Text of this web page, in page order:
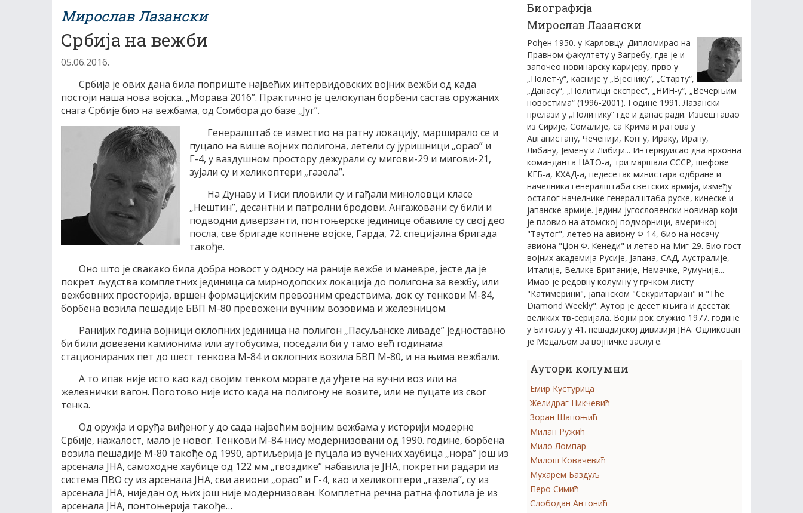
Мирослав Лазански
Србија на вежби
05.06.2016.
Србија је ових дана била поприште највећих интервидовских војних вежби од када
постоји наша нова војска. „Морава 2016”. Практично је целокупан борбени састав оружаних
снага Србије био на вежбама, од Сомбора до базе „Југ”.
Генералштаб се изместио на ратну локацију, марширало се и
пуцало на више војних полигона, летели су јуришници „орао” и
Г-4, у ваздушном простору дежурали су мигови-29 и мигови-21,
зујали су и хеликоптери „газела”.
На Дунаву и Тиси пловили су и гађали миноловци класе
„Нештин”, десантни и патролни бродови. Ангажовани су били и
подводни диверзанти, понтоњерске јединице обавиле су свој део
посла, све бригаде копнене војске, Гарда, 72. специјална бригада
такође.
Оно што је свакако била добра новост у односу на раније вежбе и маневре, јесте да је
покрет људства комплетних јединица са мирнодопских локација до полигона за вежбу, или
вежбовних просторија, вршен формацијским превозним средствима, док су тенкови М-84,
борбена возила пешадије БВП М-80 превожени вучним возовима и железницом.
Ранијих година војници оклопних јединица на полигон „Пасуљанске ливаде” једноставно
би били довезени камионима или аутобусима, поседали би у тамо већ годинама
стационираних пет до шест тенкова М-84 и оклопних возила БВП М-80, и на њима вежбали.
А то ипак није исто као кад својим тенком морате да уђете на вучни воз или на
железнички вагон. Поготово није исто када на полигону не возите, или не пуцате из свог
тенка.
Од оружја и оруђа виђеног у до сада највећим војним вежбама у историји модерне
Србије, нажалост, мало је новог. Тенкови М-84 нису модернизовани од 1990. године, борбена
возила пешадије М-80 такође од 1990, артиљерија је пуцала из вучених хаубица „нора” још из
арсенала ЈНА, самоходне хаубице од 122 мм „гвоздике” набавила је ЈНА, покретни радари из
система ПВО су из арсенала ЈНА, сви авиони „орао” и Г-4, као и хеликоптери „газела”, су из
арсенала ЈНА, ниједан од њих још није модернизован. Комплетна речна ратна флотила је из
арсенала ЈНА, понтоњерија такође…
Биографија
Мирослав Лазански
Рођен 1950. у Карловцу. Дипломирао на
Правном факултету у Загребу, где је и
започео новинарску каријеру, прво у
„Полет-у“, касније у „Вјеснику“, „Старту“,
„Данасу“, „Политици експрес“, „НИН-у“, „Вечерњим
новостима“ (1996-2001). Године 1991. Лазански
прелази у „Политику“ где и данас ради. Извештавао
из Сирије, Сомалије, са Крима и ратова у
Авганистану, Чеченији, Конгу, Ираку, Ирану,
Либану, Јемену и Либији... Интервјуисао два врховна
команданта НАТО-а, три маршала СССР, шефове
КГБ-а, КХАД-а, педесетак министара одбране и
начелника генералштаба светских армија, између
осталог начелнике генералштаба руске, кинеске и
јапанске армије. Једини југословенски новинар који
је пловио на атомској подморници, америчкој
"Таутог", летео на авиону Ф-14, био на носачу
авиона "Џон Ф. Кенеди" и летео на Миг-29. Био гост
војних академија Русије, Јапана, САД, Аустралије,
Италије, Велике Британије, Немачке, Румуније...
Имао је редовну колумну у грчком листу
"Катимерини", јапанском "Секуритариан" и "The
Diamond Weekly". Аутор је десет књига и десетак
великих тв-серијала. Војни рок служио 1977. године
у Битољу у 41. пешадијској дивизији ЈНА. Одликован
је Медаљом за војничке заслуге.
Аутори колумни
Емир Кустурица
Желидраг Никчевић
Зоран Шапоњић
Милан Ружић
Мило Ломпар
Милош Ковачевић
Мухарем Баздуљ
Перо Симић
Слободан Антонић